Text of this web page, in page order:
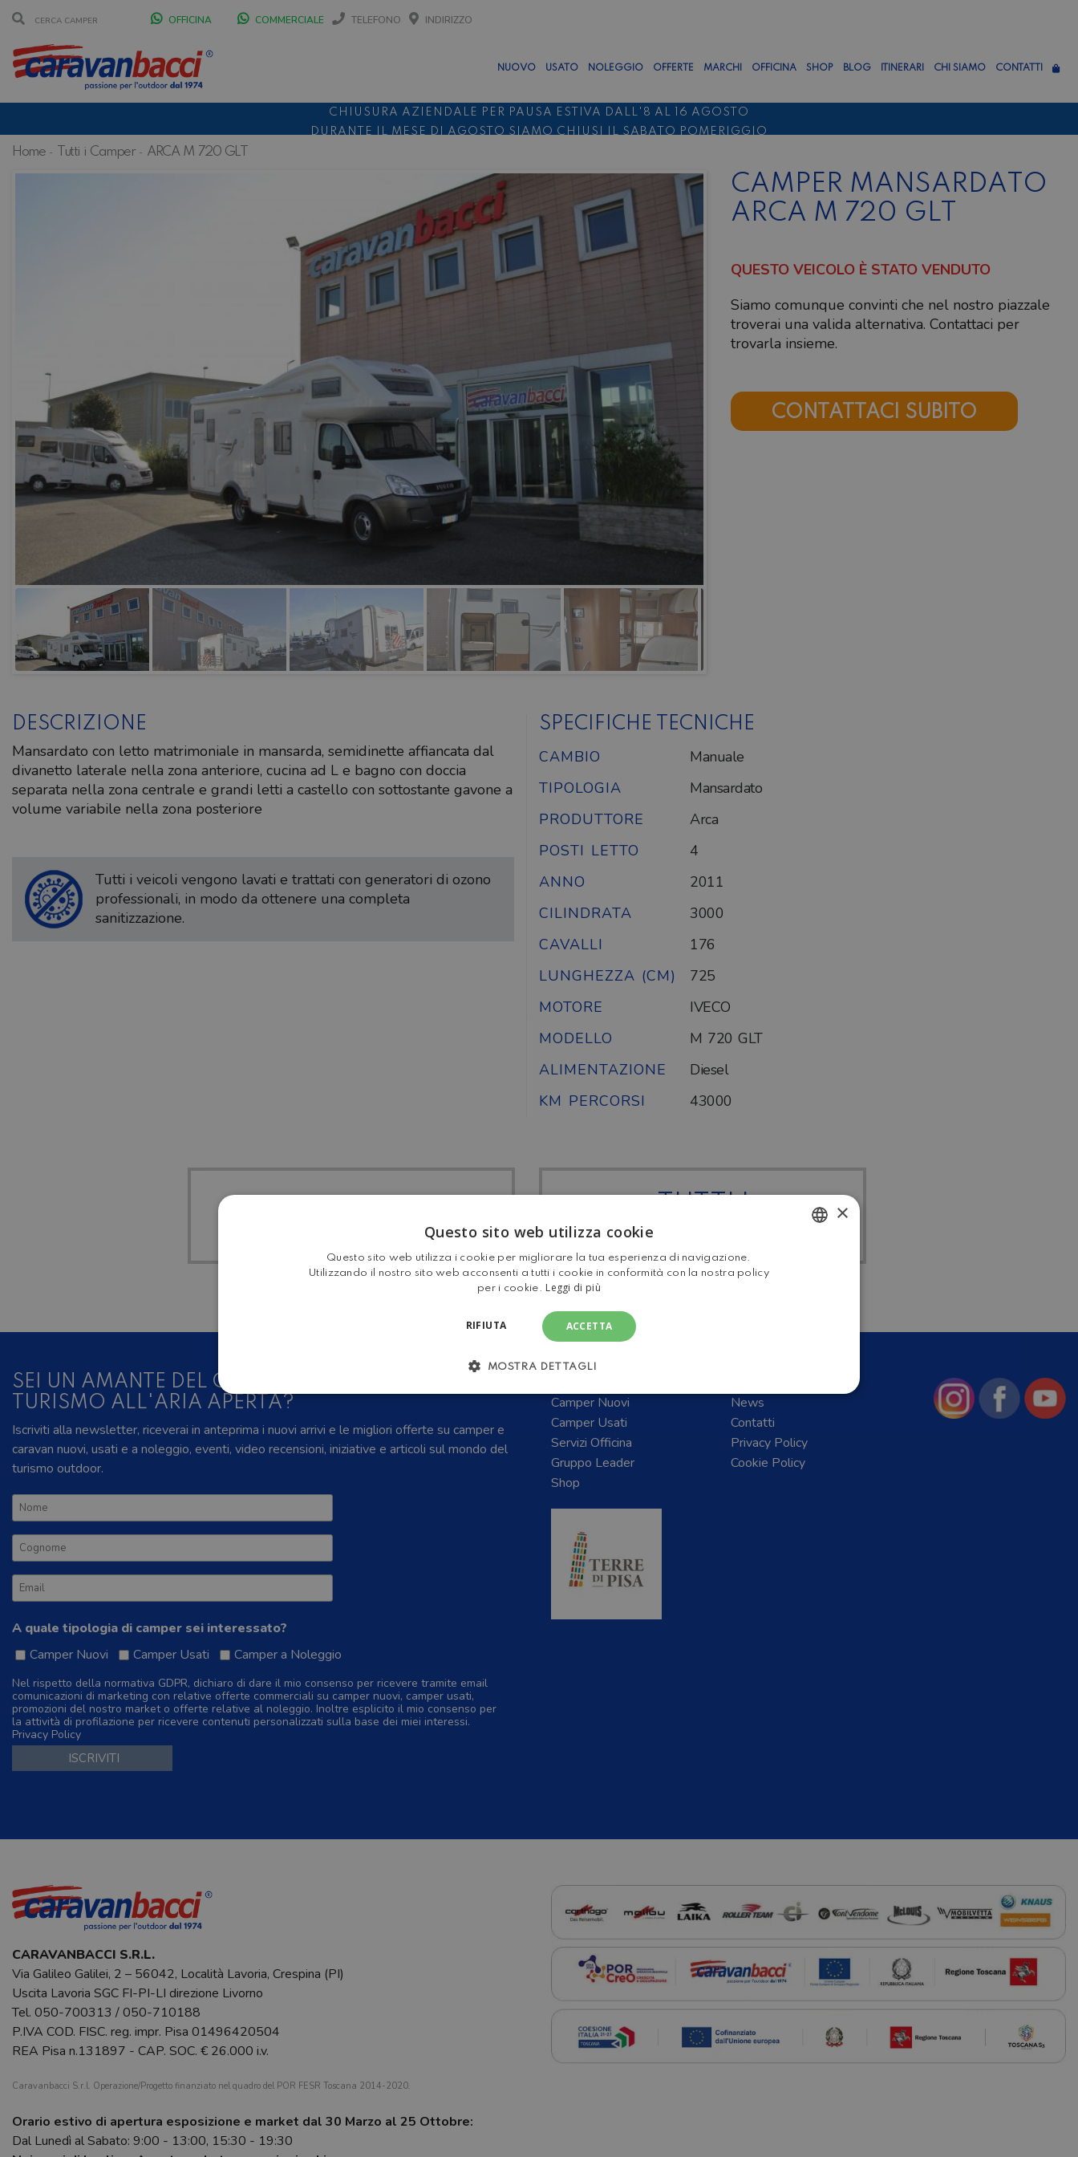
OFFICINA COMMERCIALE TELEFONO INDIRIZZO
NUOVO USATO NOLEGGIO OFFERTE MARCHI OFFICINA SHOP BLOG ITINERARI CHI SIAMO CONTATTI
CHIUSURA AZIENDALE PER PAUSA ESTIVA DALL'8 AL 16 AGOSTO
DURANTE IL MESE DI AGOSTO SIAMO CHIUSI IL SABATO POMERIGGIO
Home Tutti i Camper ARCA M 720 GLT
CAMPER MANSARDATO
ARCA M 720 GLT
QUESTO VEICOLO È STATO VENDUTO
Siamo comunque convinti che nel nostro piazzale
troverai una valida alternativa. Contattaci per
trovarla insieme.
CONTATTACI SUBITO
DESCRIZIONE
Mansardato con letto matrimoniale in mansarda, semidinette affiancata dal
divanetto laterale nella zona anteriore, cucina ad L e bagno con doccia
separata nella zona centrale e grandi letti a castello con sottostante gavone a
volume variabile nella zona posteriore
Tutti i veicoli vengono lavati e trattati con generatori di ozono
professionali, in modo da ottenere una completa
sanitizzazione.
SPECIFICHE TECNICHE
CAMBIO
Manuale
TIPOLOGIA
Mansardato
PRODUTTORE
Arca
POSTI LETTO
4
ANNO
2011
CILINDRATA
3000
CAVALLI
176
LUNGHEZZA (CM)
725
MOTORE
IVECO
MODELLO
M 720 GLT
ALIMENTAZIONE
Diesel
KM PERCORSI
43000
MANSARDATO
SEI UN AMANTE DEL CAMPER, DELLE CARAVAN E DEL
TURISMO ALL'ARIA APERTA?
Iscriviti alla newsletter, riceverai in anteprima i nuovi arrivi e le migliori offerte su camper e
caravan nuovi, usati e a noleggio, eventi, video recensioni, iniziative e articoli sul mondo del
turismo outdoor.
A quale tipologia di camper sei interessato?
Camper Nuovi
Camper Usati Camper a Noleggio
Nel rispetto della normativa GDPR, dichiaro di dare il mio consenso per ricevere tramite email
comunicazioni di marketing con relative offerte commerciali su camper nuovi, camper usati,
promozioni del nostro market o offerte relative al noleggio. Inoltre esplicito il mio consenso per
la attività di profilazione per ricevere contenuti personalizzati sulla base dei miei interessi.
Privacy Policy
Camper Nuovi
Camper Usati
Servizi Officina
Gruppo Leader
Shop
News
Contatti
Privacy Policy
Cookie Policy
CARAVANBACCI S.R.L.
Via Galileo Galilei, 2 – 56042, Località Lavoria, Crespina (PI)
Uscita Lavoria SGC FI-PI-LI direzione Livorno
Tel. 050-700313 /050-710188
P.IVA COD. FISC. reg. impr. Pisa 01496420504
REA Pisa n.131897 - CAP. SOC. € 26.000 i.v.
Caravanbacci S.r.l. Operazione/Progetto finanziato nel quadro del POR FESR Toscana 2014-2020.
Orario estivo di apertura esposizione e market dal 30 Marzo al 25 Ottobre:
Dal Lunedì al Sabato: 9:00 - 13:00, 15:30 - 19:30
×
Questo sito web utilizza cookie
Questo sito web utilizza i cookie per migliorare la tua esperienza di navigazione.
Utilizzando il nostro sito web acconsenti a tutti i cookie in conformità con la nostra policy
per i cookie.
Leggi di più
ACCETTA
RIFIUTA
MOSTRA DETTAGLI